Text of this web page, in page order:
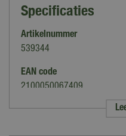
Specificaties
Artikelnummer
539344
EAN code
2100050067409
Merk